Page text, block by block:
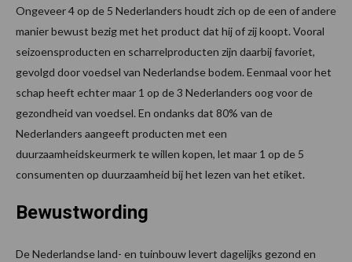
Ongeveer 4 op de 5 Nederlanders houdt zich op de een of andere
manier bewust bezig met het product dat hij of zij koopt. Vooral
seizoensproducten en scharrelproducten zijn daarbij favoriet,
gevolgd door voedsel van Nederlandse bodem. Eenmaal voor het
schap heeft echter maar 1 op de 3 Nederlanders oog voor de
gezondheid van voedsel. En ondanks dat 80% van de
Nederlanders aangeeft producten met een
duurzaamheidskeurmerk te willen kopen, let maar 1 op de 5
consumenten op duurzaamheid bij het lezen van het etiket.
Bewustwording
De Nederlandse land- en tuinbouw levert dagelijks gezond en